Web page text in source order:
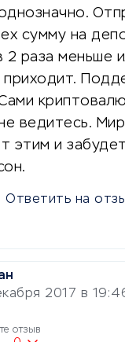
сумму на
2 раза меньше
ведитесь. Мир
этим и
Ответить на
2017 в
отзыв